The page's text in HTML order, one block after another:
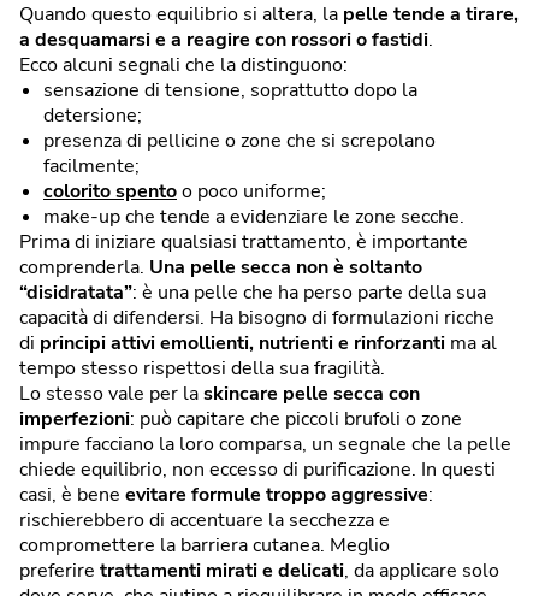
Quando questo equilibrio si altera, la pelle tende a tirare,
a desquamarsi e a reagire con rossori o fastidi.
Ecco alcuni segnali che la distinguono:
sensazione di tensione, soprattutto dopo la
detersione;
presenza di pellicine o zone che si screpolano
facilmente;
colorito spentoo poco uniforme;
make-up che tende a evidenziare le zone secche.
Prima di iniziare qualsiasi trattamento, è importante
comprenderla. Una pelle secca non è soltanto
“disidratata”: è una pelle che ha perso parte della sua
capacità di difendersi. Ha bisogno di formulazioni ricche
di principi attivi emollienti, nutrienti e rinforzanti ma al
tempo stesso rispettosi della sua fragilità.
Lo stesso vale per laskincare pelle secca con
imperfezioni: può capitare che piccoli brufoli o zone
impure facciano la loro comparsa, un segnale che la pelle
chiede equilibrio, non eccesso di purificazione. In questi
casi, è bene evitare formule troppo aggressive:
rischierebbero di accentuare la secchezza e
compromettere la barriera cutanea. Meglio
preferire trattamenti mirati e delicati, da applicare solo